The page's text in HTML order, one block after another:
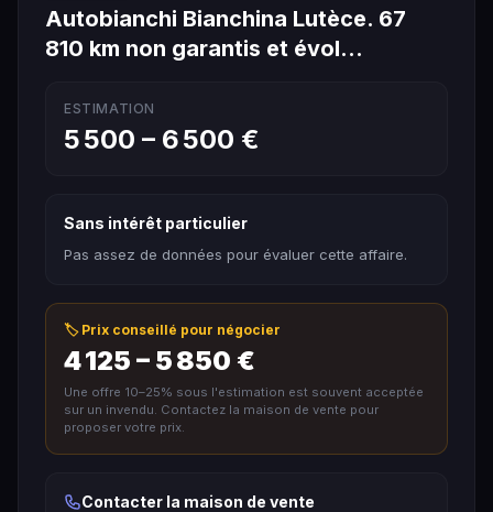
Autobianchi Bianchina Lutèce. 67
810 km non garantis et évol…
ESTIMATION
5 500 – 6 500 €
Sans intérêt particulier
Pas assez de données pour évaluer cette affaire.
🏷️ Prix conseillé pour négocier
4 125 – 5 850 €
Une offre 10–25% sous l'estimation est souvent acceptée
sur un invendu. Contactez la maison de vente pour
proposer votre prix.
Contacter la maison de vente